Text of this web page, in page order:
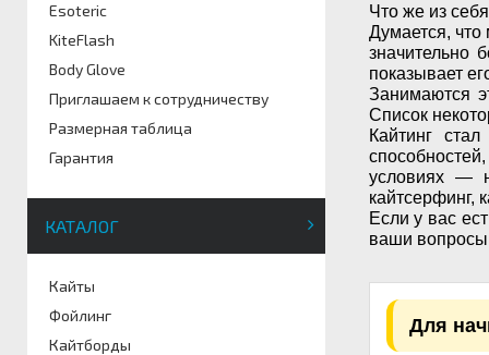
Esoteric
KiteFlash
Body Glove
Приглашаем к сотрудничеству
Размерная таблица
Гарантия
КАТАЛОГ
Кайты
Фойлинг
Кайтборды
Что же из
Думается, что
значительно
показывает
Занимаются
Список
Кайтинг
условиях —
кайтсерфинг,
Если у вас
ваши
Для